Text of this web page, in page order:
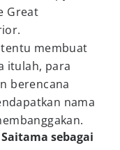
Great
membuat
itulah, para
berencana
nama
sebagai